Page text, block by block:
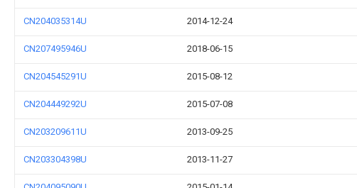
CN204035314U 2014-12-24
CN207495946U 2018-06-15
CN204545291U 2015-08-12
CN204449292U 2015-07-08
CN203209611U 2013-09-25
CN203304398U 2013-11-27